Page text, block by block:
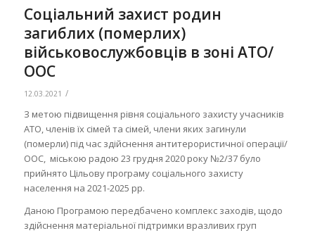
Соціальний захист родин
загиблих (померлих)
військовослужбовців в зоні АТО/
ООС
12.03.2021 /
З метою підвищення рівня соціального захисту учасників
АТО, членів їх сімей та сімей, члени яких загинули
(померли) під час здійснення антитерористичної операції/
ООС, міською радою 23 грудня 2020 року №2/37 було
прийнято Цільову програму соціального захисту
населення на 2021-2025 рр.
Даною Програмою передбачено комплекс заходів, щодо
здійснення матеріальної підтримки вразливих груп